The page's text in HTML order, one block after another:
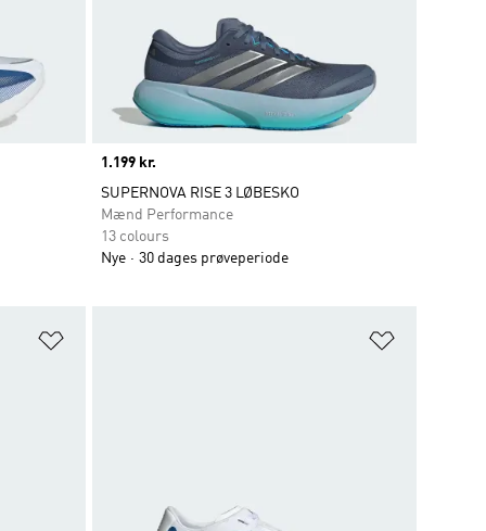
Price
1.199 kr.
SUPERNOVA RISE 3 LØBESKO
Mænd Performance
13 colours
Nye
30 dages prøveperiode